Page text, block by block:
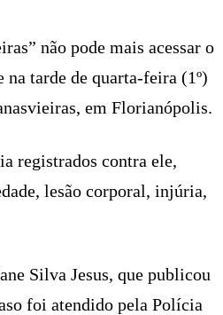
não pode mais acessar o
tarde de quarta-feira (1º)
em Florianópolis.
registrados contra ele,
lesão corporal, injúria,
Silva Jesus, que publicou
foi atendido pela Polícia